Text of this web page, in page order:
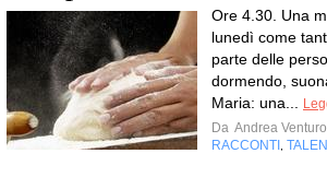
Ore 4.30. Una
lunedì come
parte delle
dormendo,
Maria: una...
Da Andrea
RACCONTI